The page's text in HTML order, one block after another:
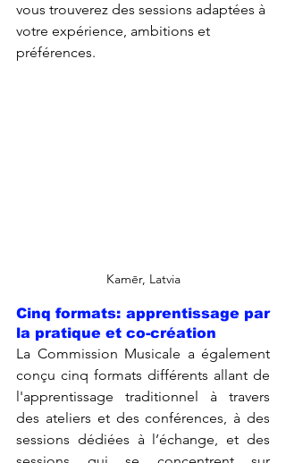
vous trouverez des sessions adaptées à
votre expérience, ambitions et
préférences.
Kamēr, Latvia
Cinq formats: apprentissage par
la pratique et co-création
La Commission Musicale a également
conçu cinq formats différents allant de
l'apprentissage traditionnel à travers
des ateliers et des conférences, à des
sessions dédiées à l’échange, et des